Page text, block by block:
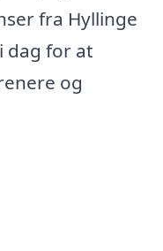
fra Hyllinge
dag for at
og